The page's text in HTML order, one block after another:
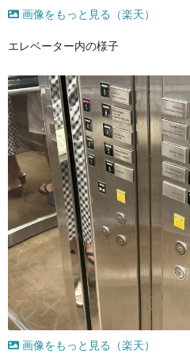
画像をもっと見る（楽天）
エレベーター内の様子
画像をもっと見る（楽天）